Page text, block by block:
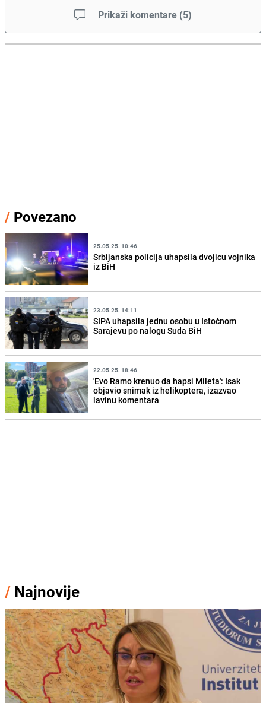
Prikaži komentare (5)
/ Povezano
25.05.25. 10:46
Srbijanska policija uhapsila dvojicu vojnika
iz BiH
23.05.25. 14:11
SIPA uhapsila jednu osobu u Istočnom
Sarajevu po nalogu Suda BiH
22.05.25. 18:46
'Evo Ramo krenuo da hapsi Mileta': Isak
objavio snimak iz helikoptera, izazvao
lavinu komentara
/ Najnovije